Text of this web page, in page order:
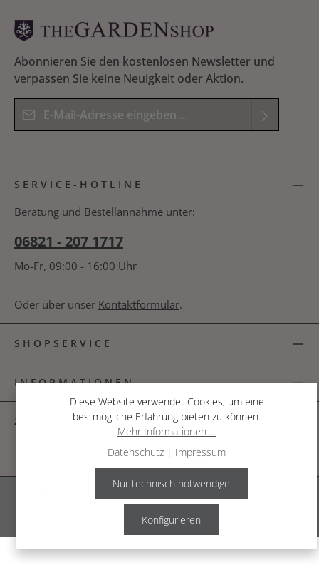
64345-6 Jora Dahl (Autorin) Marion
Abonnieren Sie den kostenlosen Newsletter und
verpassen Sie keine Neuigkeit oder Aktion.
E-Mail-Adresse*
Kenntnis genommen und die
SERVICE-HOTLINE
Beratung und Bestellannahme unter:
06821 - 207 1717
Mo-Fr, 09:00 - 16:00 Uhr
Oder über unser Kontaktformular.
SHOPSERVICE
INFORMATIONEN
ZAHLUNGSARTEN
© 2026 The Garden Shop
Diese Website verwendet Cookies, um eine
bestmögliche Erfahrung bieten zu können.
Mehr Informationen ...
Datenschutz | Impressum
Nur technisch notwendige
Konfigurieren